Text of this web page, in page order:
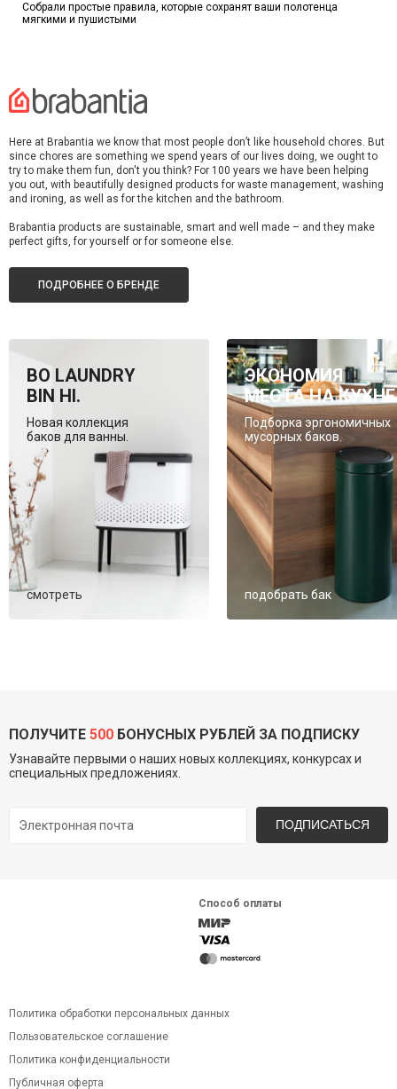
Собрали простые правила, которые сохранят ваши полотенца
мягкими и пушистыми
Here at Brabantia we know that most people don’t like household chores. But
since chores are something we spend years of our lives doing, we ought to
try to make them fun, don't you think? For 100 years we have been helping
you out, with beautifully designed products for waste management, washing
and ironing, as well as for the kitchen and the bathroom.
Brabantia products are sustainable, smart and well made – and they make
perfect gifts, for yourself or for someone else.
ПОДРОБНЕЕ О БРЕНДЕ
BO LAUNDRY
BIN HI.
Новая коллекция
баков для ванны.
смотреть
ЭКОНОМИЯ
МЕСТА НА
Подборка эргономичных
мусорных баков.
подобрать бак
ПОЛУЧИТЕ 500 БОНУСНЫХ РУБЛЕЙ ЗА ПОДПИСКУ
Узнавайте первыми о наших новых коллекциях, конкурсах и
специальных предложениях.
ПОДПИСАТЬСЯ
Способ оплаты
Политика обработки персональных данных
Пользовательское соглашение
Политика конфиденциальности
Публичная оферта